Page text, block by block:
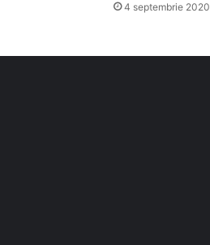
4 septembrie 2020